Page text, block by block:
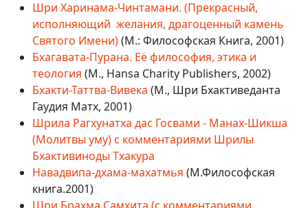
Шри Харинама-Чинтамани. (Прекрасный,
исполняющий желания, драгоценный камень
Святого Имени)(М.: Философская Книга, 2001)
Бхагавата-Пурана. Её философия, этика и
теология (М., Hansa Charity Publishers, 2002)
Бхакти-Таттва-Вивека (М., Шри Бхактиведанта
Гаудия Матх, 2001)
Шрила Рагхунатха дас Госвами - Манах-Шикша
(Молитвы уму) с комментариями Шрилы
Бхактивиноды Тхакура
Навадвипа-дхама-махатмья (М.Философская
книга.2001)